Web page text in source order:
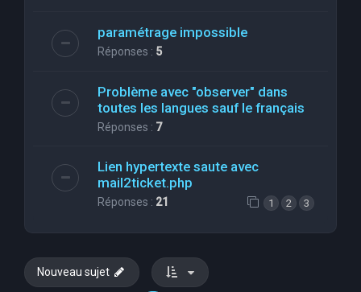
paramétrage impossible
Réponses : 5
Problème avec "observer" dans
toutes les langues sauf le français
Réponses : 7
Lien hypertexte saute avec
mail2ticket.php
Réponses : 21 1 2 3
Nouveau sujet